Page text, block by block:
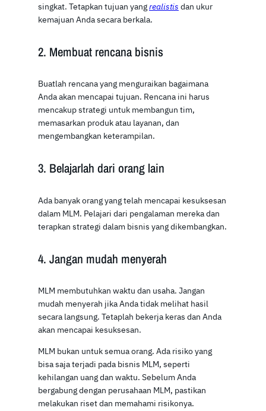
singkat. Tetapkan tujuan yangrealistis dan ukur
kemajuan Anda secara berkala.
2. Membuat rencana bisnis
Buatlah rencana yang menguraikan bagaimana
Anda akan mencapai tujuan. Rencana ini harus
mencakup strategi untuk membangun tim,
memasarkan produk atau layanan, dan
mengembangkan keterampilan.
3. Belajarlah dari orang lain
Ada banyak orang yang telah mencapai kesuksesan
dalam MLM. Pelajari dari pengalaman mereka dan
terapkan strategi dalam bisnis yang dikembangkan.
4. Jangan mudah menyerah
MLM membutuhkan waktu dan usaha. Jangan
mudah menyerah jika Anda tidak melihat hasil
secara langsung. Tetaplah bekerja keras dan Anda
akan mencapai kesuksesan.
MLM bukan untuk semua orang. Ada risiko yang
bisa saja terjadi pada bisnis MLM, seperti
kehilangan uang dan waktu. Sebelum Anda
bergabung dengan perusahaan MLM, pastikan
melakukan riset dan memahami risikonya.